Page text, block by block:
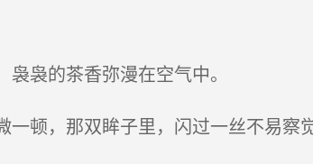
袅的茶香弥漫在空气中。
顿，那双眸子里，闪过一丝不易察